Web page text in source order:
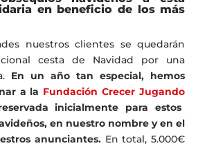
en beneficio de los más
nuestros clientes se quedarán
cesta de Navidad por una
En un año tan especial, hemos
a la Fundación Crecer Jugando
inicialmente para estos
en nuestro nombre y en el
anunciantes. En total, 5.000€